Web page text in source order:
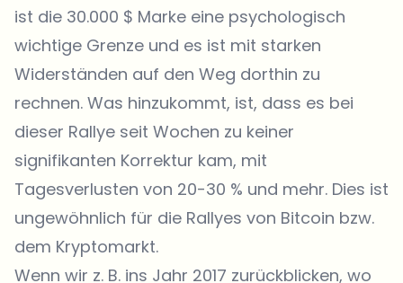
ist die 30.000 $ Marke eine psychologisch
wichtige Grenze und es ist mit starken
Widerständen auf den Weg dorthin zu
rechnen. Was hinzukommt, ist, dass es bei
dieser Rallye seit Wochen zu keiner
signifikanten Korrektur kam, mit
Tagesverlusten von 20-30 % und mehr. Dies ist
ungewöhnlich für die Rallyes von Bitcoin bzw.
dem Kryptomarkt.
Wenn wir z. B. ins Jahr 2017 zurückblicken, wo